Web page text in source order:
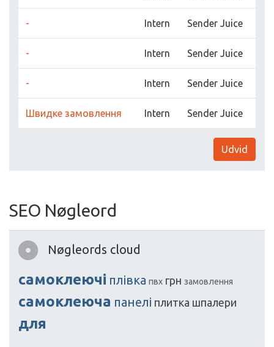
- Intern Sender Juice
- Intern Sender Juice
- Intern Sender Juice
Швидке замовлення Intern Sender Juice
Udvid
SEO Nøgleord
Nøgleords cloud
самоклеючі плівка пвх грн замовлення
самоклеюча панелі плитка шпалери
для